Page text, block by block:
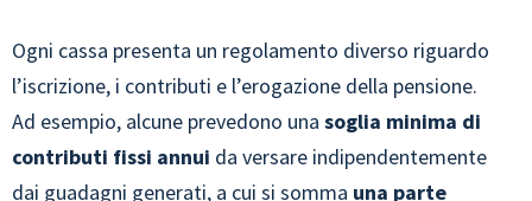
Ogni cassa presenta un regolamento diverso riguardo
l’iscrizione, i contributi e l’erogazione della pensione.
Ad esempio, alcune prevedono una soglia minima di
contributi fissi annui da versare indipendentemente
dai guadagni generati, a cui si somma una parte